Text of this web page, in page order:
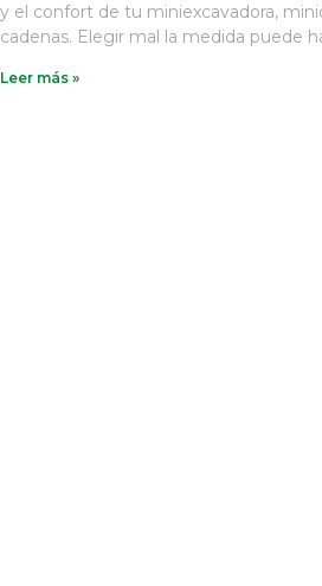
y el confort de tu miniexcavadora,
cadenas. Elegir mal la medida puede
Leer más »